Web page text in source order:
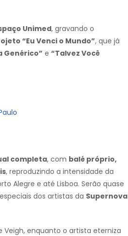
Unimed, gravando o
“Eu Venci o Mundo”, que já
Genérico” e “Talvez Você
completa, com balé próprio,
, reproduzindo a intensidade da
Alegre e até Lisboa. Serão quase
dos artistas da Supernova
Veigh, enquanto o artista eterniza